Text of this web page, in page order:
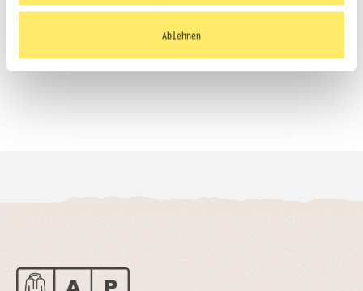
Ablehnen